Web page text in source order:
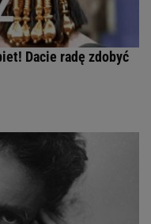
Dacie radę zdobyć